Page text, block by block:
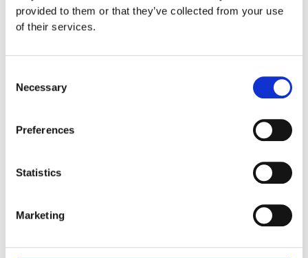
provided to them or that they’ve collected from your use
of their services.
Selection
Necessary
Preferences
Statistics
Marketing
HypaCool Instant Cold Pack, Compact
€1.50